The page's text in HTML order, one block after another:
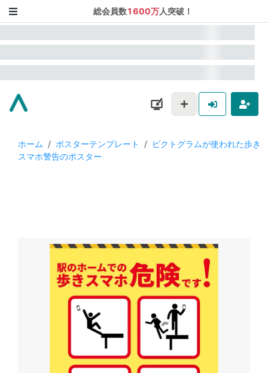
総会員数1600万人突破！
ホーム / ポスターテンプレート / ピクトグラムが使われた歩き
スマホ警告のポスター